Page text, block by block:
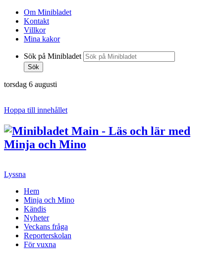
Om Minibladet
Kontakt
Villkor
Mina kakor
Sök på Minibladet
Sök
torsdag 6 augusti
Hoppa till innehållet
Lyssna
Hem
Minja och Mino
Kändis
Nyheter
Veckans fråga
Reporterskolan
För vuxna